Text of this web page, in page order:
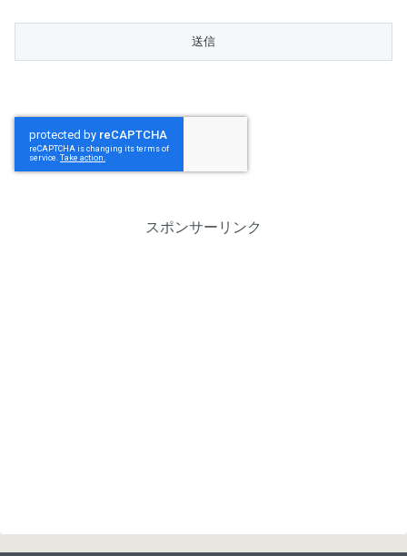
スポンサーリンク